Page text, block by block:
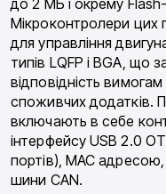
до 2 МБ і окрему
Мікроконтролери цих
для управління
типів LQFP і BGA, що
відповідність
споживчих додатків.
включають в себе
інтерфейсу USB 2.0
портів), MAC
шини CAN.